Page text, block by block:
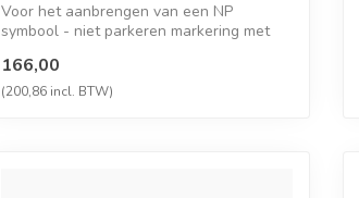
Voor het aanbrengen van een NP
symbool - niet parkeren markering met
166,00
(200,86 incl. BTW)